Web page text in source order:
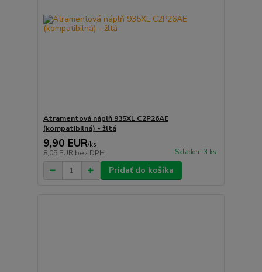
Atramentová náplň 935XL C2P26AE
(kompatibilná) - žltá
9,90 EUR/ks
8,05 EUR bez DPH Skladom 3 ks
Pridať do košíka